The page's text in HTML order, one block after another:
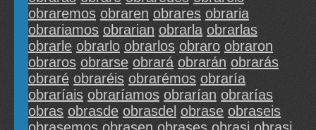
obraremos obraren obrares obraria
obrariamos obrarian obrarla obrarlas
obrarle obrarlo obrarlos obraro obraron
obraros obrarse obrará obrarán obrarás
obraré obraréis obrarémos obraría
obraríais obraríamos obrarían obrarías
obras obrasde obrasdel obrase obraseis